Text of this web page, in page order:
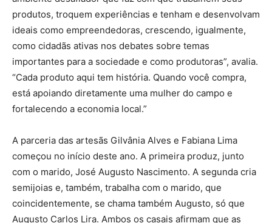
produtos, troquem experiências e tenham e desenvolvam
ideais como empreendedoras, crescendo, igualmente,
como cidadãs ativas nos debates sobre temas
importantes para a sociedade e como produtoras”, avalia.
“Cada produto aqui tem história. Quando você compra,
está apoiando diretamente uma mulher do campo e
fortalecendo a economia local.”
A parceria das artesãs Gilvânia Alves e Fabiana Lima
começou no início deste ano. A primeira produz, junto
com o marido, José Augusto Nascimento. A segunda cria
semijoias e, também, trabalha com o marido, que
coincidentemente, se chama também Augusto, só que
Augusto Carlos Lira. Ambos os casais afirmam que as